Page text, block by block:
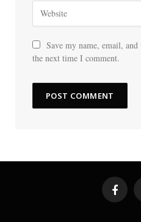
Save my name, email,
the next time I comment.